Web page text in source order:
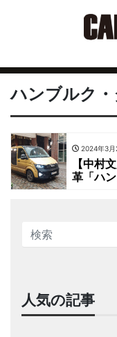
ハンブルク・
2024年3月
【中村
革「ハ
人気の記事